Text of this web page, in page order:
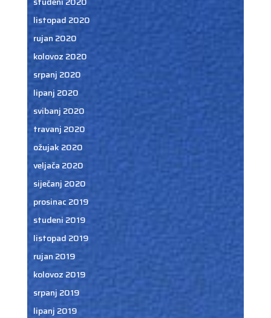
listopad 2020
rujan 2020
kolovoz 2020
srpanj 2020
lipanj 2020
svibanj 2020
travanj 2020
ožujak 2020
veljača 2020
siječanj 2020
prosinac 2019
studeni 2019
listopad 2019
rujan 2019
kolovoz 2019
srpanj 2019
lipanj 2019